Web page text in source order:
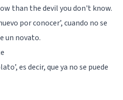
than the devil you don't know.
por conocer’, cuando no se
un novato.
es decir, que ya no se puede